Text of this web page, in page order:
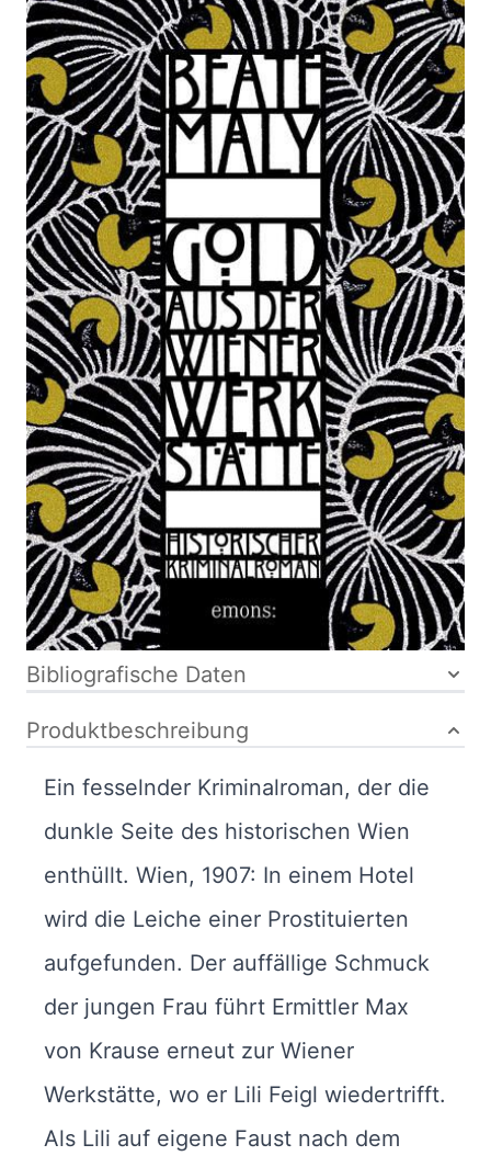
Gold aus der
Wiener Werkstätte
Zur Wunschliste hinzufügen
Historischer Kriminalroman
VonBeate Maly
Verlag: Emons
Verlag
22.05.2025
Buch
256 Seiten
Softcover
ISBN: 978-3-
74082373-3
Bibliografische Daten
Produktbeschreibung
Ein fesselnder Kriminalroman, der die
dunkle Seite des historischen Wien
enthüllt. Wien, 1907: In einem Hotel
wird die Leiche einer Prostituierten
aufgefunden. Der auffällige Schmuck
der jungen Frau führt Ermittler Max
von Krause erneut zur Wiener
Werkstätte, wo er Lili Feigl wiedertrifft.
Als Lili auf eigene Faust nach dem